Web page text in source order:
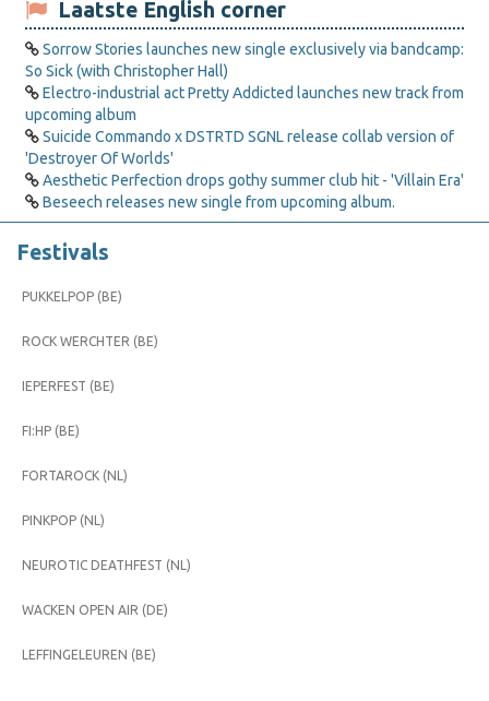
Laatste English corner
Sorrow Stories launches new single exclusively via bandcamp:
So Sick (with Christopher Hall)
Electro-industrial act Pretty Addicted launches new track from
upcoming album
Suicide Commando x DSTRTD SGNL release collab version of
'Destroyer Of Worlds'
Aesthetic Perfection drops gothy summer club hit - 'Villain Era'
Beseech releases new single from upcoming album.
Festivals
PUKKELPOP (BE)
ROCK WERCHTER (BE)
IEPERFEST (BE)
FI:HP (BE)
FORTAROCK (NL)
PINKPOP (NL)
NEUROTIC DEATHFEST (NL)
WACKEN OPEN AIR (DE)
LEFFINGELEUREN (BE)